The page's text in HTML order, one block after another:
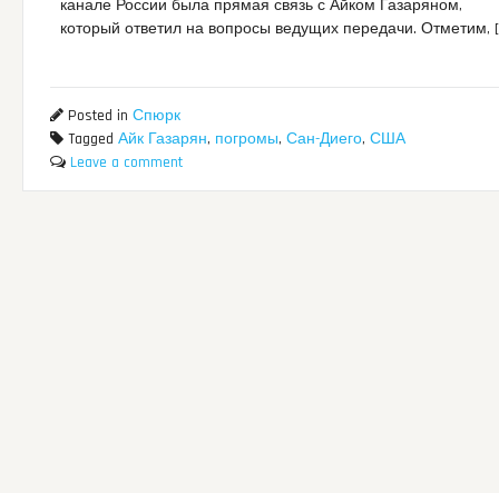
канале России была прямая связь с Айком Газаряном,
который ответил на вопросы ведущих передачи. Отметим,
Posted in Спюрк
Tagged Айк Газарян, погромы, Сан-Диего, США
Leave a comment